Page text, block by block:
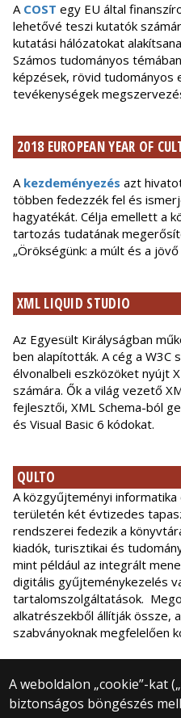
A COST egy EU által
lehetővé teszi kutatók
kutatási hálózatokat
Számos tudományos
képzések, rövid tudományos
tevékenységek
2018 EUROPEAN YEAR OF
A kezdeményezés azt
többen fedezzék fel és
hagyatékát. Célja emellett a
tartozás tudatának
„Örökségünk: a múlt és a jövő
XML LIQUID STUDIO
Az Egyesült Királyságban
ben alapították. A cég a W3C
élvonalbeli eszközöket nyújt
számára. Ők a világ vezető
fejlesztői, XML Schema-ból
és Visual Basic 6 kódokat.
QULTO
A közgyűjteményi
területén két évtizedes
rendszerei fedezik a
kiadók, turisztikai és
mint például az integrált
digitális gyűjteménykezelés
tartalomszolgáltatások.
alkatrészekből állítják össze,
szabványoknak megfelelően
A weboldalon „cookie”-kat
biztonságos böngészés
© 2024 ELTE BTK